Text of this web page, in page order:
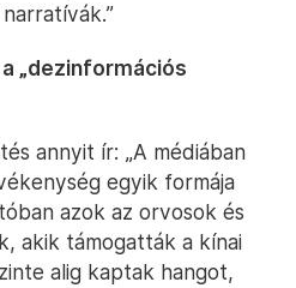
„dezinformációs
annyit ír: „A médiában
egyik formája
azok az orvosok és
akik támogatták a kínai
alig kaptak hangot,